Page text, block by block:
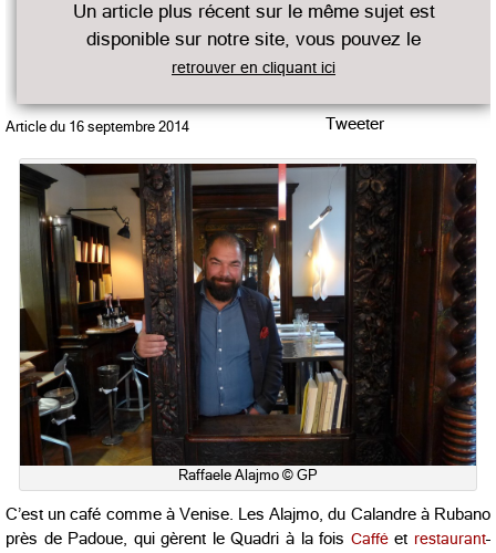
Un article plus récent sur le même sujet est
disponible sur notre site, vous pouvez le
retrouver en cliquant ici
Article du 16 septembre 2014 Tweeter
Raffaele Alajmo © GP
C’est un café comme à Venise. Les Alajmo, du Calandre à Rubano
près de Padoue, qui gèrent le Quadri à la fois Cafféet restaurant–